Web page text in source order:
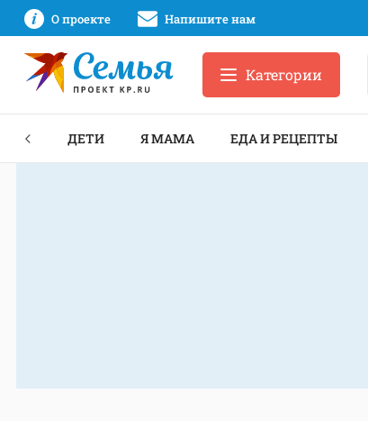
О проекте Напишите нам
Категории
ДЕТИ Я МАМА ЕДА И РЕЦЕПТЫ